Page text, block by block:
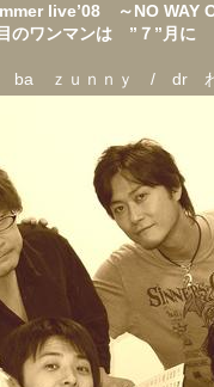
live’08 ～NO WAY
のワンマンは ”７”月に
ｚｕｎｎｙ / dr